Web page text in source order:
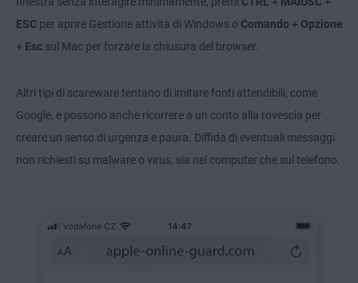
ESC per aprire Gestione attività di Windows o Comando + Opzione
+ Esc sul Mac per forzare la chiusura del browser.
Altri tipi di scareware tentano di imitare fonti attendibili, come
Google, e possono anche ricorrere a un conto alla rovescia per
creare un senso di urgenza e paura. Diffida di eventuali messaggi
non richiesti su malware o virus, sia nel computer che sul telefono.